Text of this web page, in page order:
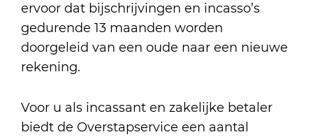
ervoor dat bijschrijvingen en incasso’s
gedurende 13 maanden worden
doorgeleid van een oude naar een nieuwe
rekening.
Voor u als incassant en zakelijke betaler
biedt de Overstapservice een aantal